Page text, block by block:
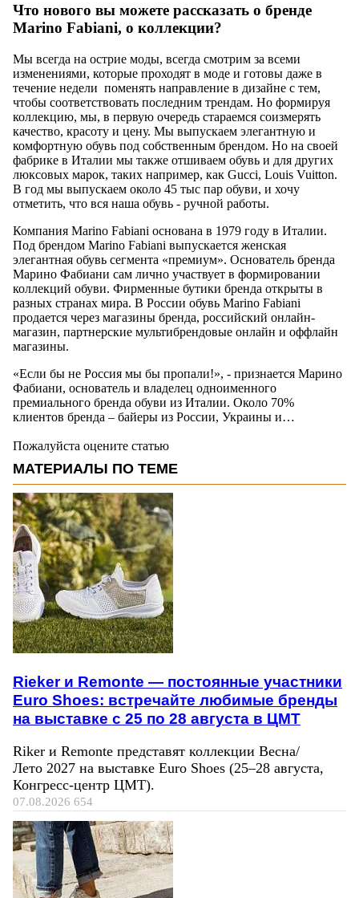
Что нового вы можете рассказать о бренде
Marino Fabiani, о коллекции?
Мы всегда на острие моды, всегда смотрим за всеми
изменениями, которые проходят в моде и готовы даже в
течение недели поменять направление в дизайне с тем,
чтобы соответствовать последним трендам. Но формируя
коллекцию, мы, в первую очередь стараемся соизмерять
качество, красоту и цену. Мы выпускаем элегантную и
комфортную обувь под собственным брендом. Но на своей
фабрике в Италии мы также отшиваем обувь и для других
люксовых марок, таких например, как Gucci, Louis Vuitton.
В год мы выпускаем около 45 тыс пар обуви, и хочу
отметить, что вся наша обувь - ручной работы.
Компания Marino Fabiani основана в 1979 году в Италии.
Под брендом Marino Fabiani выпускается женская
элегантная обувь сегмента «премиум». Основатель бренда
Марино Фабиани сам лично участвует в формировании
коллекций обуви. Фирменные бутики бренда открыты в
разных странах мира. В России обувь Marino Fabiani
продается через магазины бренда, российский онлайн-
магазин, партнерские мультибрендовые онлайн и оффлайн
магазины.
«Если бы не Россия мы бы пропали!», - признается Марино
Фабиани, основатель и владелец одноименного
премиального бренда обуви из Италии. Около 70%
клиентов бренда – байеры из России, Украины и…
Пожалуйста оцените статью
МАТЕРИАЛЫ ПО ТЕМЕ
Rieker и Remonte — постоянные участники
Euro Shoes: встречайте любимые бренды
на выставке с 25 по 28 августа в ЦМТ
Riker и Remonte представят коллекции Весна/
Лето 2027 на выставке Euro Shoes (25–28 августа,
Конгресс‑центр ЦМТ).
07.08.2026 654